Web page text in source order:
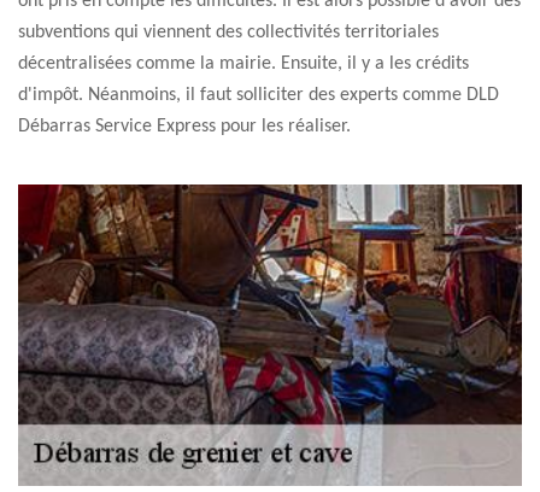
subventions qui viennent des collectivités territoriales
décentralisées comme la mairie. Ensuite, il y a les crédits
d'impôt. Néanmoins, il faut solliciter des experts comme DLD
Débarras Service Express pour les réaliser.